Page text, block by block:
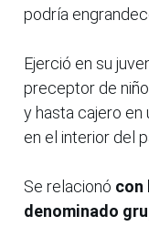
podría
Ejerció en su
preceptor de
y hasta cajero
en el interior del
Se relacionó con
denominado